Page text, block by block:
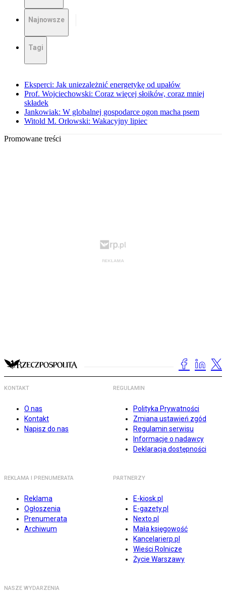
Najnowsze
Tagi
Eksperci: Jak uniezależnić energetykę od upałów
Prof. Wojciechowski: Coraz więcej słoików, coraz mniej
składek
Jankowiak: W globalnej gospodarce ogon macha psem
Witold M. Orłowski: Wakacyjny lipiec
Promowane treści
KONTAKT
O nas
Kontakt
Napisz do nas
REGULAMIN
Polityka Prywatności
Zmiana ustawień zgód
Regulamin serwisu
Informacje o nadawcy
Deklaracja dostępności
REKLAMA I PRENUMERATA
Reklama
Ogłoszenia
Prenumerata
Archiwum
PARTNERZY
E-kiosk.pl
E-gazety.pl
Nexto.pl
Mała księgowość
Kancelarierp.pl
Wieści Rolnicze
Życie Warszawy
NASZE WYDARZENIA